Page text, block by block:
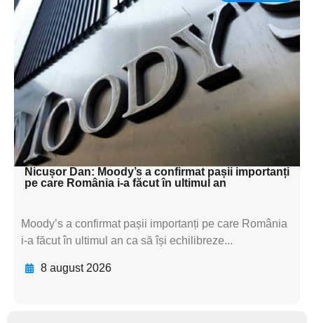
Adaugă aici textul pentru
subtitluAdaugă aici
textul pentru
subtitluAdaugă aici
textul pentru
subtitluAdaugă aici
textul pentru subti
Nicușor Dan: Moody’s a confirmat pașii importanți
pe care România i-a făcut în ultimul an
Moody’s a confirmat pașii importanți pe care România
i-a făcut în ultimul an ca să își echilibreze...
8 august 2026